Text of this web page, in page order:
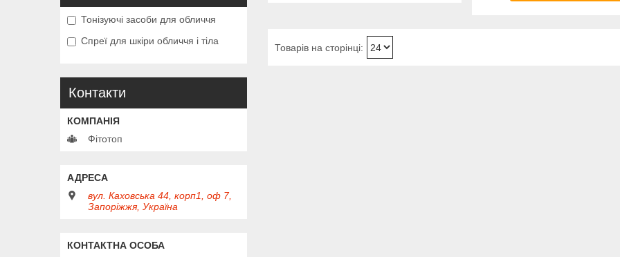
Тонізуючі засоби для обличчя
Спреї для шкіри обличчя і тіла
Контакти
Фітотоп
вул. Каховська 44, корп1, оф 7,
Запоріжжя, Україна